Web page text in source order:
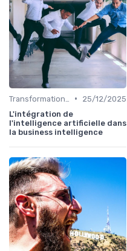
•
25/12/2025
L'intégration de
l'intelligence artificielle dans
la business intelligence